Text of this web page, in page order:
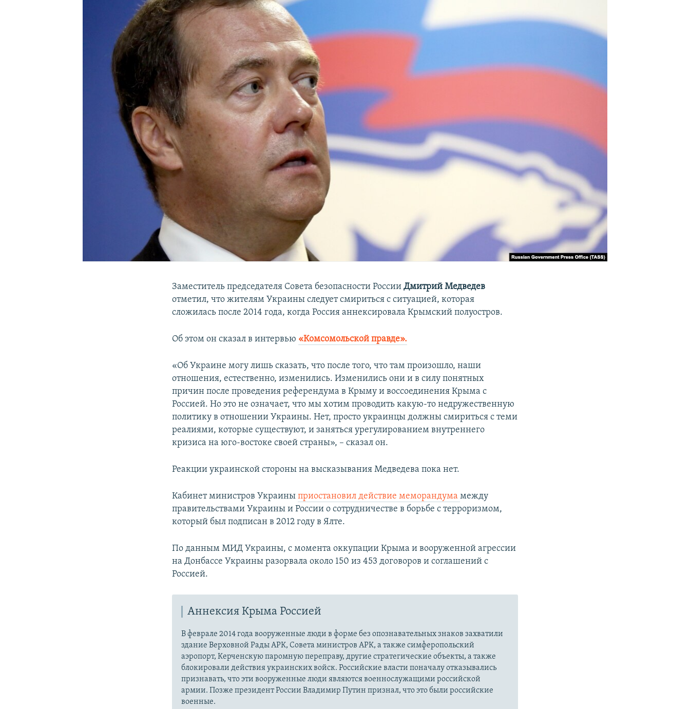
УКРАИНСКАЯ ПРОБЛЕМА КРЫМА
Заместитель председателя Совета безопасности РоссииДмитрий Медведев
отметил, что жителям Украины следует смириться с ситуацией, которая
сложилась после 2014 года, когда Россия аннексировала Крымский полуостров.
Об этом он сказал в интервью «Комсомольской правде».
«Об Украине могу лишь сказать, что после того, что там произошло, наши
отношения, естественно, изменились. Изменились они и в силу понятных
причин после проведения референдума в Крыму и воссоединения Крыма с
Россией. Но это не означает, что мы хотим проводить какую-то недружественную
политику в отношении Украины. Нет, просто украинцы должны смириться с теми
реалиями, которые существуют, и заняться урегулированием внутреннего
кризиса на юго-востоке своей страны», – сказал он.
Реакции украинской стороны на высказывания Медведева пока нет.
Кабинет министров Украиныприостановил действие меморандумамежду
правительствами Украины и России о сотрудничестве в борьбе с терроризмом,
который был подписан в 2012 году в Ялте.
По данным МИД Украины, с момента оккупации Крыма и вооруженной агрессии
на Донбассе Украины разорвала около 150 из 453 договоров и соглашений с
Россией.
Аннексия Крыма Россией
В феврале 2014 года вооруженные люди в форме без опознавательных знаков захватили
здание Верховной Рады АРК, Совета министров АРК, а также симферопольский
аэропорт, Керченскую паромную переправу, другие стратегические объекты, а также
блокировали действия украинских войск. Российские власти поначалу отказывались
признавать, что эти вооруженные люди являются военнослужащими российской
армии. Позже президент России Владимир Путин признал, что это были российские
военные.